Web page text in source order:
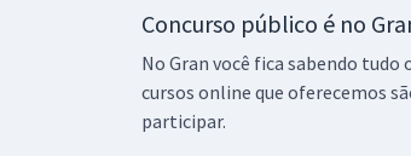
Concurso público é no
No Gran você fica sabendo
cursos online que oferecemos
participar.